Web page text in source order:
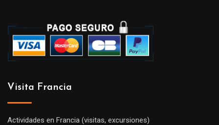
Visita Francia
Actividades en Francia (visitas, excursiones)